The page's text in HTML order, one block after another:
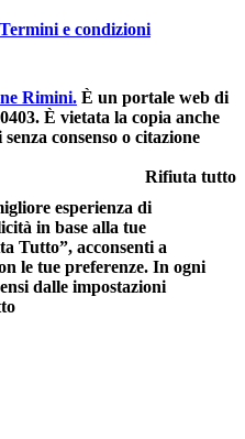
Termini e condizioni
Rimini. È un portale web di
. È vietata la copia anche
consenso o citazione
Rifiuta tutto
esperienza di
in base alla tue
Tutto”, acconsenti a
le tue preferenze. In ogni
dalle impostazioni